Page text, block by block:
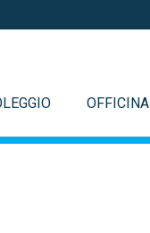
OFFICINA